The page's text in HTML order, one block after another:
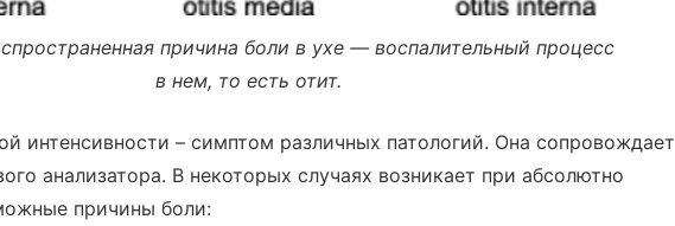
причина боли в ухе — воспалительный процесс
в нем, то есть отит.
интенсивности – симптом различных патологий. Она сопровождает
анализатора. В некоторых случаях возникает при абсолютно
причины боли: